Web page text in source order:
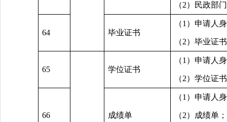
（2）民政部
64 毕业证书
（1）申请人
（2）毕业证
65 学位证书
（1）申请人
（2）学位证
66 成绩单
（1）申请人
（2）成绩单；